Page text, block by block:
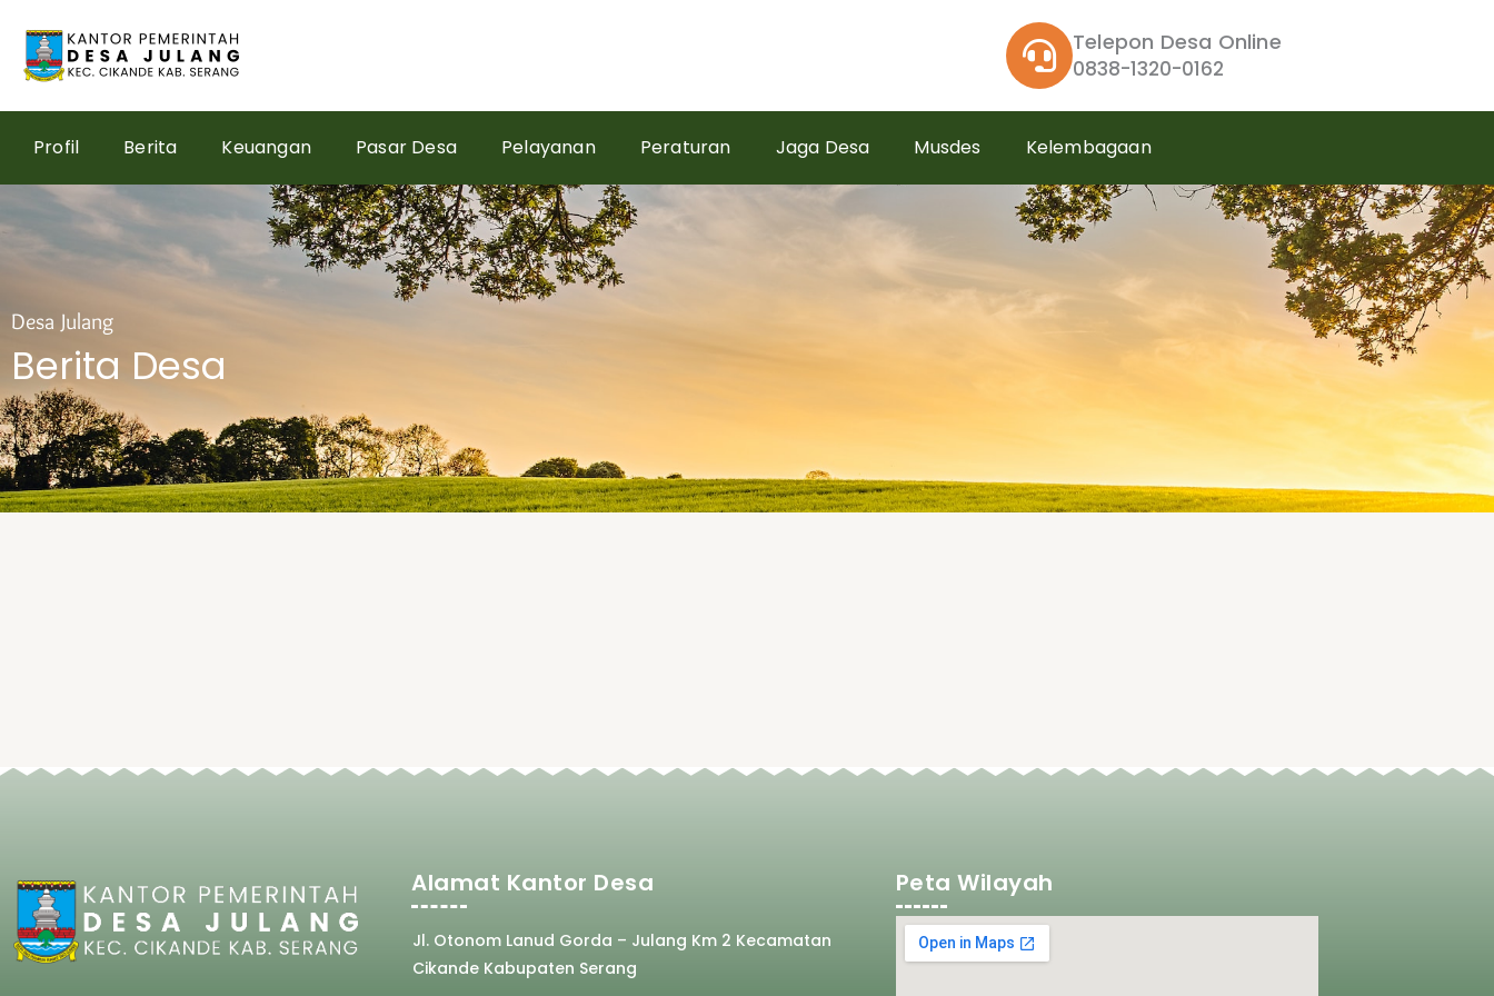
content
Telepon Desa Online
0838-1320-0162
Profil Berita Keuangan Pasar Desa Pelayanan Peraturan Jaga Desa Musdes Kelembagaan
Desa Julang
Berita Desa
Alamat Kantor Desa
Jl. Otonom Lanud Gorda – Julang Km 2 Kecamatan
Cikande Kabupaten Serang
Peta Wilayah